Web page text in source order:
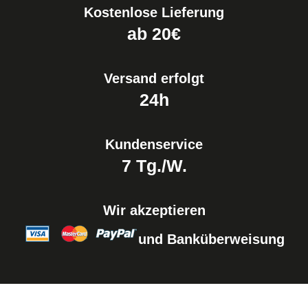
Kostenlose Lieferung
ab 20€
Versand erfolgt
24h
Kundenservice
7 Tg./W.
Wir akzeptieren
und Banküberweisung